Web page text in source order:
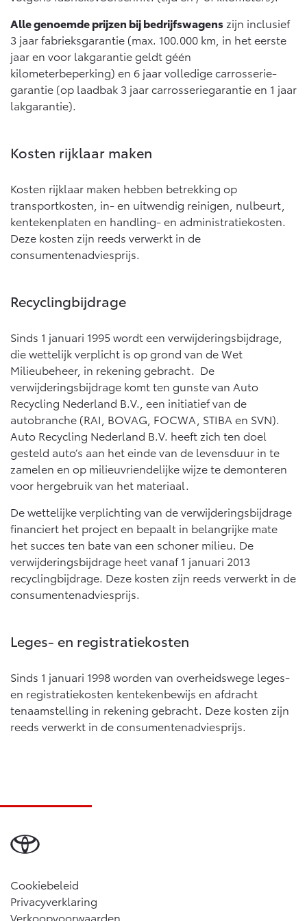
Corolla Cross
HYBRIDE
Toyota C-HR
OOK ALS PLUG-IN
HYBRIDE
Toyota C-HR+
BATTERIJ-ELEKTRISCH
Vanaf € 37.995,-
RAV4
PLUG-IN HYBRIDE
bZ4X
BATTERIJ-ELEKTRISCH
Vanaf € 39.995,-
bZ4X Touring
BATTERIJ-ELEKTRISCH
Vanaf € 48.995,-
WATERSTOF-ELEKTRISCH
Proace City (excl. BTW)
OOK ALS BATTERIJ-
ELEKTRISCH
OOK ALS BATTERIJ-
ELEKTRISCH
BATTERIJ-ELEKTRISCH
OOK ALS BATTERIJ-
ELEKTRISCH
10 jaar batterijgarantie
Toyota fabrieksgarantie
Onderdelen & Accessoires
Onderdelen
Banden
Connected
Connected Services
MyToyota login
Multimedia
Navigatie updates
Verzekeren
Toyota Autoverzekering
Toyota Hybride Autoverzekering
Bedrijfswagens
Bedrijfswagens op maat
Financieren of leasen
Verzekeren
Alle genoemde prijzen bij bedrijfswagens zijn inclusief
3 jaar fabrieksgarantie (max. 100.000 km, in het eerste
jaar en voor lakgarantie geldt géén
kilometerbeperking) en 6 jaar volledige carrosserie-
garantie (op laadbak 3 jaar carrosseriegarantie en 1 jaar
lakgarantie).
Kosten rijklaar maken
Kosten rijklaar maken hebben betrekking op
transportkosten, in- en uitwendig reinigen, nulbeurt,
kentekenplaten en handling- en administratiekosten.
Deze kosten zijn reeds verwerkt in de
consumentenadviesprijs.
Recyclingbijdrage
Sinds 1 januari 1995 wordt een verwijderingsbijdrage,
die wettelijk verplicht is op grond van de Wet
Milieubeheer, in rekening gebracht. De
verwijderingsbijdrage komt ten gunste van Auto
Recycling Nederland B.V., een initiatief van de
autobranche (RAI, BOVAG, FOCWA, STIBA en SVN).
Auto Recycling Nederland B.V. heeft zich ten doel
gesteld auto’s aan het einde van de levensduur in te
zamelen en op milieuvriendelijke wijze te demonteren
voor hergebruik van het materiaal.
De wettelijke verplichting van de verwijderingsbijdrage
financiert het project en bepaalt in belangrijke mate
het succes ten bate van een schoner milieu. De
verwijderingsbijdrage heet vanaf 1 januari 2013
recyclingbijdrage. Deze kosten zijn reeds verwerkt in de
consumentenadviesprijs.
Leges- en registratiekosten
Sinds 1 januari 1998 worden van overheidswege leges-
en registratiekosten kentekenbewijs en afdracht
tenaamstelling in rekening gebracht. Deze kosten zijn
reeds verwerkt in de consumentenadviesprijs.
Cookiebeleid
Privacyverklaring
Verkoopvoorwaarden